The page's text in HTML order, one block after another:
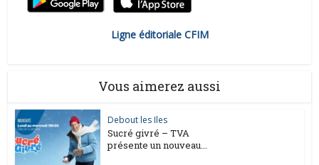
Ligne éditoriale CFIM
Vous aimerez aussi
Debout les Iles
Sucré givré – TVA
présente un nouveau...